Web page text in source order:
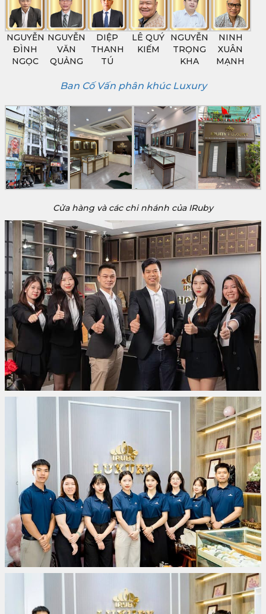
NGUYỄN
ĐÌNH
NGỌC
NGUYỄN
VĂN
QUẢNG
DIỆP
THANH
TÚ
LÊ QUÝ
KIẾM
NGUYỄN
TRỌNG
KHA
NINH
XUÂN
MẠNH
Ban Cố Vấn phân khúc Luxury
Cửa hàng và các chi nhánh của IRuby